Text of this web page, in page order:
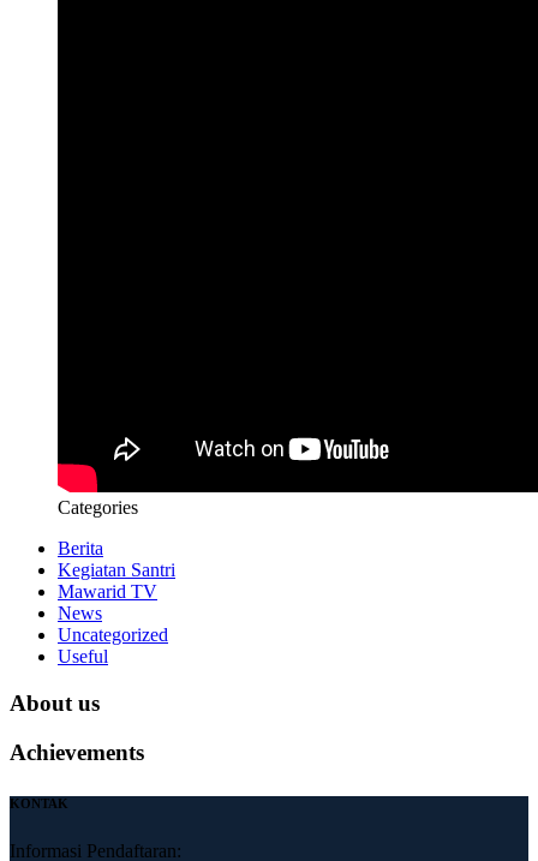
Categories
Berita
Kegiatan Santri
Mawarid TV
News
Uncategorized
Useful
About us
Achievements
KONTAK
Informasi Pendaftaran: